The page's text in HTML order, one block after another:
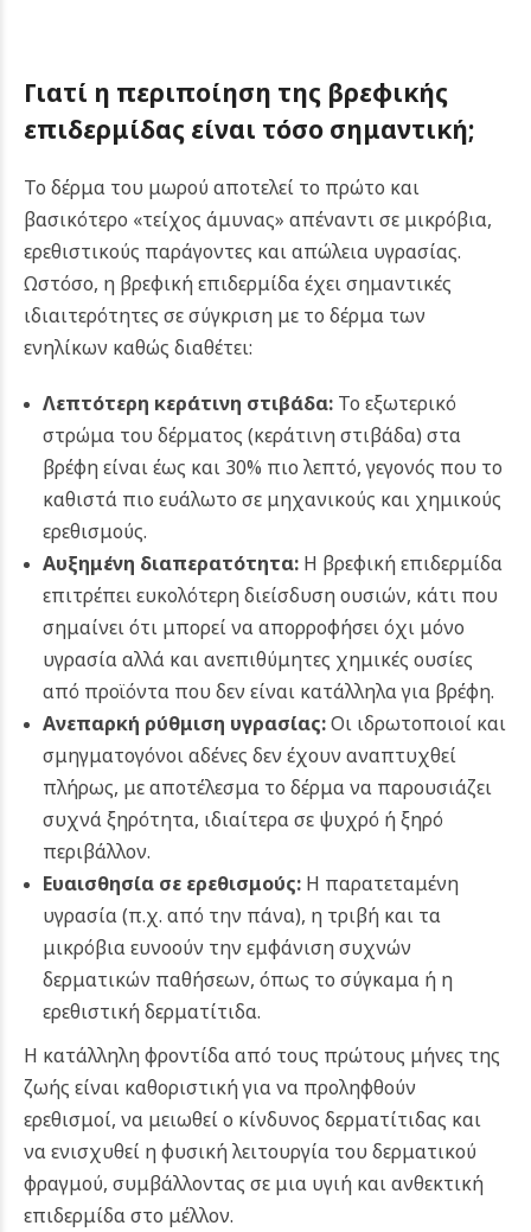
Γιατί η περιποίηση της βρεφικής
επιδερμίδας είναι τόσο σημαντική;
Το δέρμα του μωρού αποτελεί το πρώτο και
βασικότερο «τείχος άμυνας» απέναντι σε μικρόβια,
ερεθιστικούς παράγοντες και απώλεια υγρασίας.
Ωστόσο, η βρεφική επιδερμίδα έχει σημαντικές
ιδιαιτερότητες σε σύγκριση με το δέρμα των
ενηλίκων καθώς διαθέτει:
Λεπτότερη κεράτινη στιβάδα:Το εξωτερικό
στρώμα του δέρματος (κεράτινη στιβάδα) στα
βρέφη είναι έως και 30% πιο λεπτό, γεγονός που το
καθιστά πιο ευάλωτο σε μηχανικούς και χημικούς
ερεθισμούς.
Αυξημένη διαπερατότητα:Η βρεφική επιδερμίδα
επιτρέπει ευκολότερη διείσδυση ουσιών, κάτι που
σημαίνει ότι μπορεί να απορροφήσει όχι μόνο
υγρασία αλλά και ανεπιθύμητες χημικές ουσίες
από προϊόντα που δεν είναι κατάλληλα για βρέφη.
Ανεπαρκή ρύθμιση υγρασίας:Οι ιδρωτοποιοί και
σμηγματογόνοι αδένες δεν έχουν αναπτυχθεί
πλήρως, με αποτέλεσμα το δέρμα να παρουσιάζει
συχνά ξηρότητα, ιδιαίτερα σε ψυχρό ή ξηρό
περιβάλλον.
Ευαισθησία σε ερεθισμούς:Η παρατεταμένη
υγρασία (π.χ. από την πάνα), η τριβή και τα
μικρόβια ευνοούν την εμφάνιση συχνών
δερματικών παθήσεων, όπως το σύγκαμα ή η
ερεθιστική δερματίτιδα.
Η κατάλληλη φροντίδα από τους πρώτους μήνες της
ζωής είναι καθοριστική για να προληφθούν
ερεθισμοί, να μειωθεί ο κίνδυνος δερματίτιδας και
να ενισχυθεί η φυσική λειτουργία του δερματικού
φραγμού, συμβάλλοντας σε μια υγιή και ανθεκτική
επιδερμίδα στο μέλλον.